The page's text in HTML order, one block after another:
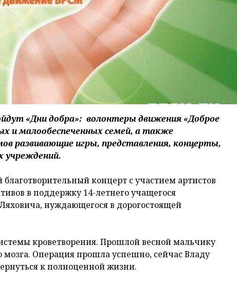
«Дни добра»: волонтеры движения «Доброе
и малообеспеченных семей, а также
развивающие игры, представления, концерты,
учреждений.
концерт с участием артистов
в поддержку 14-летнего учащегося
нуждающегося в дорогостоящей
кроветворения. Прошлой весной мальчику
мозга. Операция прошла успешно, сейчас Владу
к полноценной жизни.